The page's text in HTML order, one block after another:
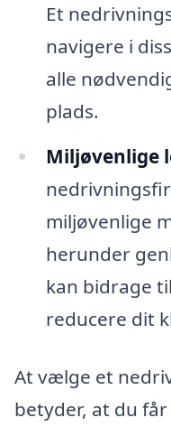
Et
navigere i
alle
plads.
Miljøvenlige
miljøvenlige
herunder
kan bidrage
reducere dit
At vælge et
betyder, at du